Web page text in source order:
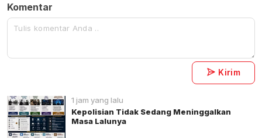
Komentar
Kirim
1 jam yang lalu
Kepolisian Tidak Sedang Meninggalkan
Masa Lalunya